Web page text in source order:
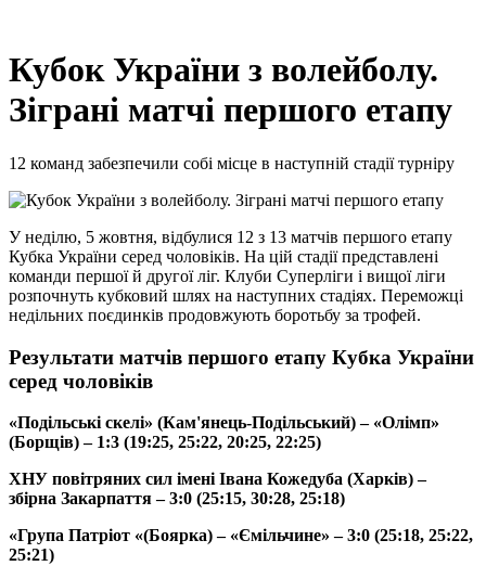
Кубок України з волейболу.
Зіграні матчі першого етапу
12 команд забезпечили собі місце в наступній стадії турніру
У неділю, 5 жовтня, відбулися 12 з 13 матчів першого етапу
Кубка України серед чоловіків. На цій стадії представлені
команди першої й другої ліг. Клуби Суперліги і вищої ліги
розпочнуть кубковий шлях на наступних стадіях. Переможці
недільних поєдинків продовжують боротьбу за трофей.
Результати матчів першого етапу Кубка України
серед чоловіків
«Подільські скелі» (Кам'янець-Подільський) – «Олімп»
(Борщів) – 1:3 (19:25, 25:22, 20:25, 22:25)
ХНУ повітряних сил імені Івана Кожедуба (Харків) –
збірна Закарпаття – 3:0 (25:15, 30:28, 25:18)
«Група Патріот «(Боярка) – «Ємільчине» – 3:0 (25:18, 25:22,
25:21)